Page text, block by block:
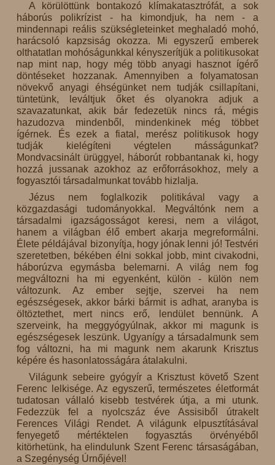
A körülöttünk bontakozó klímakatasztrófát, a sok
háborús polikrízist - ha kimondjuk, ha nem - a
mindennapi reális szükségleteinket meghaladó mohó,
harácsoló kapzsiság okozza. Mi egyszerű emberek
olthatatlan mohóságunkkal kényszerítjük a politikusokat
nap mint nap, hogy még több anyagi hasznot ígérő
döntéseket hozzanak. Amennyiben a folyamatosan
növekvő anyagi éhségünket nem tudják csillapítani,
tüntetünk, leváltjuk őket és olyanokra adjuk a
szavazatunkat, akik bár fedezetük nincs rá, mégis
hazudozva mindenből, mindenkinek még többet
ígérnek. És ezek a fiatal, merész politikusok hogy
tudják kielégíteni végtelen másságunkat?
Mondvacsinált ürüggyel, háborút robbantanak ki, hogy
hozzá jussanak azokhoz az erőforrásokhoz, mely a
fogyasztói társadalmunkat tovább hizlalja.
Jézus nem foglalkozik politikával vagy a
közgazdasági tudományokkal. Megváltónk nem a
társadalmi igazságosságot keresi, nem a világot,
hanem a világban élő embert akarja megreformálni.
Élete példájával bizonyítja, hogy jónak lenni jó! Testvéri
szeretetben, békében élni sokkal jobb, mint civakodni,
háborúzva egymásba belemarni. A világ nem fog
megváltozni ha mi egyenként, külön - külön nem
változunk. Az ember sejtje, szervei ha nem
egészségesek, akkor bárki bármit is adhat, aranyba is
öltöztethet, mert nincs erő, lendület bennünk. A
szerveink, ha meggyógyúlnak, akkor mi magunk is
egészségesek leszünk. Ugyanígy a társadalmunk sem
fog változni, ha mi magunk nem akarunk Krisztus
képére és hasonlatosságára átalakulni.
Világunk sebeire gyógyír a Krisztust követő Szent
Ferenc lelkisége. Az egyszerű, természetes életformát
tudatosan vállaló kisebb testvérek útja, a mi utunk.
Fedezzük fel a nyolcszáz éve Assisiből útrakelt
Ferences Világi Rendet. A világunk elpusztításával
fenyegető mértéktelen fogyasztás örvényéből
kitörhetünk, ha elindulunk Szent Ferenc társaságában,
a Szegénység Úrnőjével!